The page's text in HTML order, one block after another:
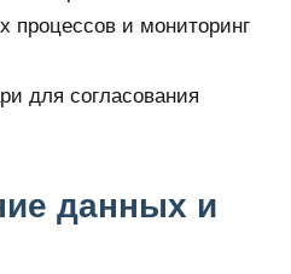
процессов и мониторинг
для согласования
данных и